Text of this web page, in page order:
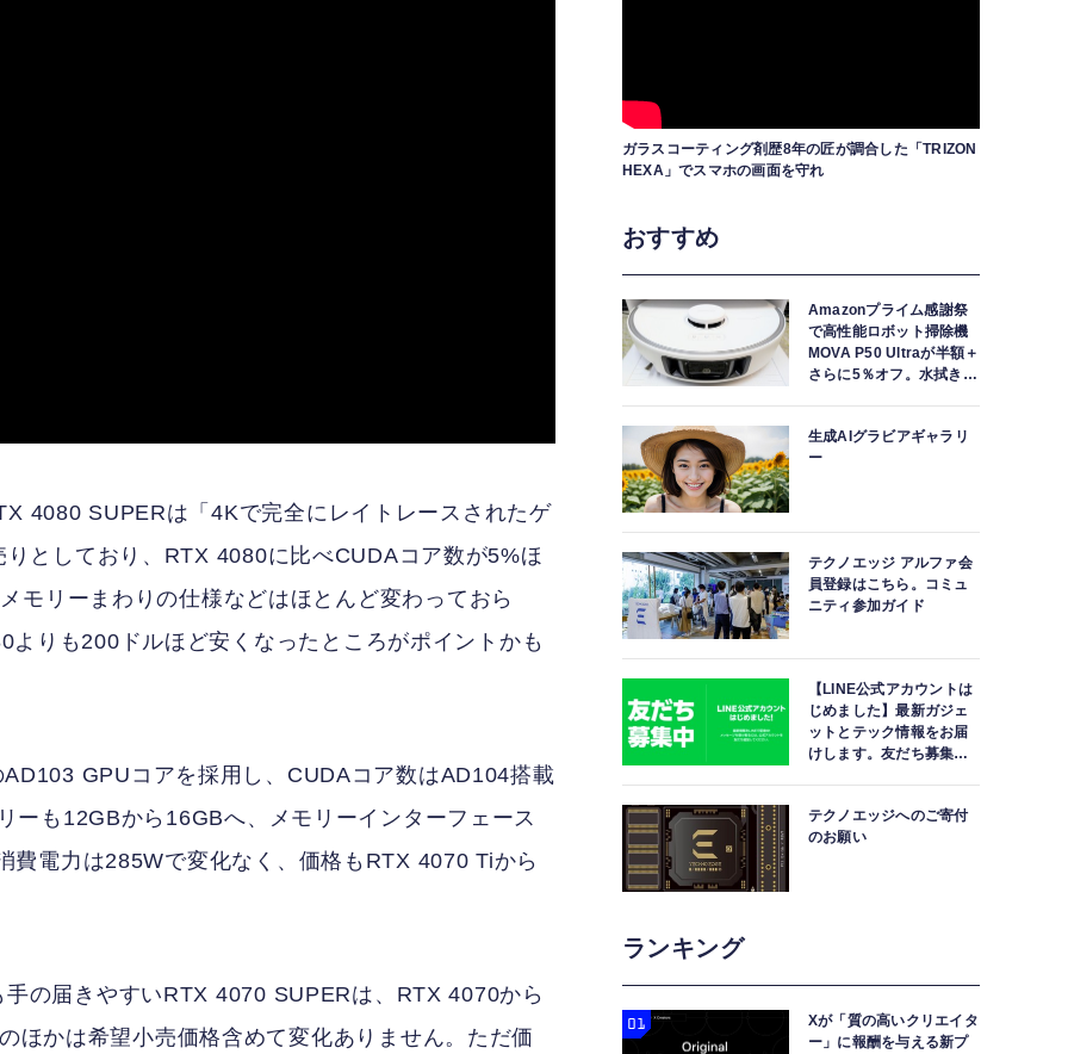
4080 SUPERは「4Kで完全にレイトレースされたゲ
としており、RTX 4080に比べCUDAコア数が5%ほ
モリーまわりの仕様などはほとんど変わっておら
りも200ドルほど安くなったところがポイントかも
GPUコアを採用し、CUDAコア数はAD104搭載
も12GBから16GBへ、メモリーインターフェース
電力は285Wで変化なく、価格もRTX 4070 Tiから
の届きやすいRTX 4070 SUPERは、RTX 4070から
ほかは希望小売価格含めて変化ありません。ただ価
ガラスコーティング剤歴8年の匠が調合した「TRIZON
HEXA」でスマホの画面を守れ
おすすめ
Amazonプライム感謝祭
で高性能ロボット掃除機
MOVA P50 Ultraが半額＋
さらに5％オフ。水拭きモ
生成AIグラビアギャラリ
ー
テクノエッジ アルファ会
員登録はこちら。コミュ
ニティ参加ガイド
【LINE公式アカウントは
じめました】最新ガジェ
ットとテック情報をお届
けします。友だち募集
テクノエッジへのご寄付
のお願い
ランキング
Xが「質の高いクリエイタ
ー」に報酬を与える新プ